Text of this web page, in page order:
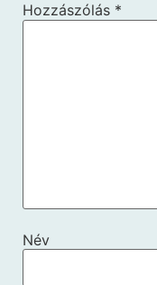
Hozzászólás *
Név